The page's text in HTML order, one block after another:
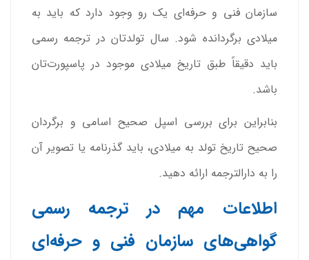
سازمان فنی و حرفه‌ای یک رو وجود دارد که باید به
میلادی برگردانده شود. سال تولدتان در ترجمه رسمی
باید دقیقاً طبق تاریخ میلادی موجود در پاسپورت‌تان
باشد.
بنابراین برای بررسی اسپل صحیح اسامی و برگردان
صحیح تاریخ تولد به میلادی، باید گذرنامه‌ یا تصویر آن
را به دارالترجمه ارائه دهید.
اطلاعات مهم در ترجمه رسمی
گواهی‌های سازمان فنی و حرفه‌ای